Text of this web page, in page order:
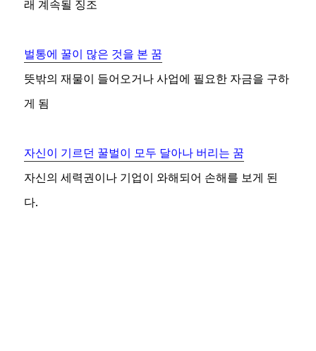
래 계속될 징조
벌통에 꿀이 많은 것을 본 꿈
뜻밖의 재물이 들어오거나 사업에 필요한 자금을 구하
게 됨
자신이 기르던 꿀벌이 모두 달아나 버리는 꿈
자신의 세력권이나 기업이 와해되어 손해를 보게 된
다.